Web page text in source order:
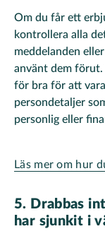
Om du får ett
kontrollera alla
meddelanden
använt dem förut.
för bra för att
persondetaljer
personlig eller
Läs mer om hur
5. Drabbas
har sjunkit i